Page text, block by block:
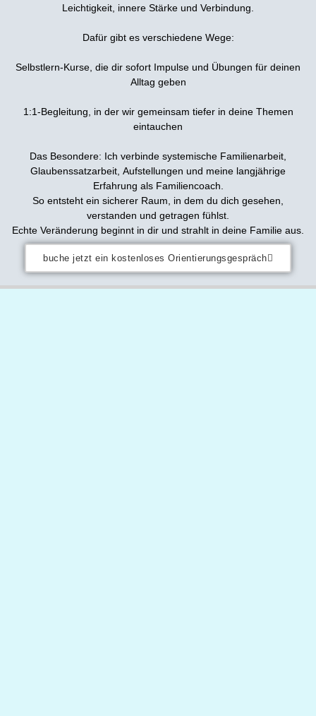
Leichtigkeit, innere Stärke und Verbindung.
Dafür gibt es verschiedene Wege:
Selbstlern-Kurse, die dir sofort Impulse und Übungen für deinen
Alltag geben
1:1-Begleitung, in der wir gemeinsam tiefer in deine Themen
eintauchen
Das Besondere: Ich verbinde systemische Familienarbeit,
Glaubenssatzarbeit, Aufstellungen und meine langjährige
Erfahrung als Familiencoach.
So entsteht ein sicherer Raum, in dem du dich gesehen,
verstanden und getragen fühlst.
Echte Veränderung beginnt in dir und strahlt in deine Familie aus.
buche jetzt ein kostenloses Orientierungsgespräch